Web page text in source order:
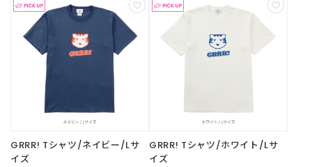
GRRR! Tシャツ/ネイビー/Lサ
イズ
GRRR! Tシャツ/ホワイト/Lサ
イズ